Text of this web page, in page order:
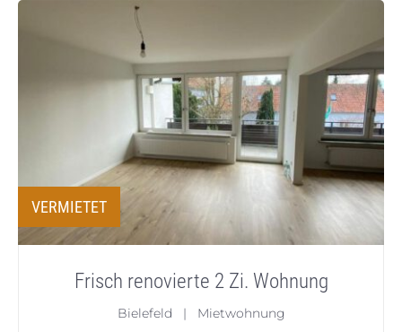
VERMIETET
Frisch renovierte 2 Zi. Wohnung
Bielefeld | Mietwohnung